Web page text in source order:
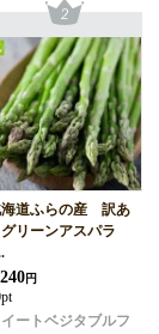
道ふらの産 訳あ
グリーンアスパラ
円
ートベジタブルフ